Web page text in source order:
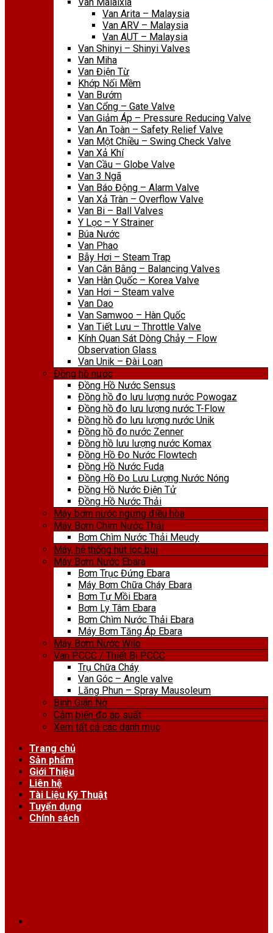
Van Arita – Malaysia
Van ARV – Malaysia
Van AUT – Malaysia
Van Shinyi – Shinyi Valves
Van Miha
Van Điện Từ
Khớp Nối Mềm
Van Bướm
Van Cổng – Gate Valve
Van Giảm Áp – Pressure Reducing Valve
Van An Toàn – Safety Relief Valve
Van Một Chiều – Swing Check Valve
Van Xả Khí
Van Cầu – Globe Valve
Van 3 Ngã
Van Báo Động – Alarm Valve
Van Xả Tràn – Overflow Valve
Van Bi – Ball Valves
Y Lọc – Y Strainer
Búa Nước
Van Phao
Bẫy Hơi – Steam Trap
Van Cân Bằng – Balancing Valves
Van Hàn Quốc – Korea Valve
Van Hơi – Steam valve
Van Dao
Van Samwoo – Hàn Quốc
Van Tiết Lưu – Throttle Valve
Kính Quan Sát Dòng Chảy – Flow
Observation Glass
Van Unik – Đài Loan
Đồng hồ nước
Đồng Hồ Nước Sensus
Đồng hồ đo lưu lượng nước Powogaz
Đồng hồ đo lưu lượng nước T-Flow
Đồng hồ đo lưu lượng nước Unik
Đồng hồ đo nước Zenner
Đồng hồ lưu lượng nước Komax
Đồng Hồ Đo Nước Flowtech
Đồng Hồ Nước Fuda
Đồng Hồ Đo Lưu Lượng Nước Nóng
Đồng Hồ Nước Điện Tử
Đồng Hồ Nước Thải
Máy bơm nước ngưng điều hòa
Máy Bơm Chìm Nước Thải
Bơm Chìm Nước Thải Meudy
Máy, hệ thống hút lọc bụi
Máy Bơm Nước Ebara
Bơm Trục Đứng Ebara
Máy Bơm Chữa Cháy Ebara
Bơm Tự Mồi Ebara
Bơm Ly Tâm Ebara
Bơm Chìm Nước Thải Ebara
Máy Bơm Tăng Áp Ebara
Máy Bơm Nước Wilo
Van PCCC / Thiết Bị PCCC
Trụ Chữa Cháy
Van Góc – Angle valve
Lăng Phun – Spray Mausoleum
Bình Giãn Nở
Cảm biến đo áp suất
Xem tất cả các danh mục
Trang chủ
Sản phẩm
Giới Thiệu
Liên hệ
Tài Liệu Kỹ Thuật
Tuyển dụng
Chính sách